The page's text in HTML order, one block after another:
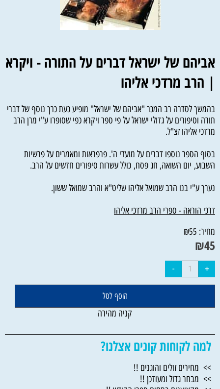
אביהם של ישראל דברים על התורה - ויקרא
| הרב מרדכי אליהו
בהמשך לסדרה רב המכר "אביהם של ישראל" מופיע כעת כרך נוסף של דברי
תורה וסיפורים על גדולי ישראל על פי ספר ויקרא כפי שסופרו ע"י מרן הרב
מרדכי אליהו זצ"ל.
בסוף הספר נוספו דברים על מועדי ה'. פרפראות ומאמרים על פרשיות
השבוע, יום השואה, חג פסח, כולל עשרות סיפורים חדשים על הרב.
נערך ע"י בנו הרב שמואל אליהו שליט"א והרב שמואל ששון.
דרכי הוראה - ספרי הרב מרדכי אליהו
מחיר:
₪55
₪45
הוסף לסל
קניה מהירה
למה לקוחות קונים אצלנו?
>> מחירים זולים והוגנים !!
>> מבחר גדול ומעודכן !!